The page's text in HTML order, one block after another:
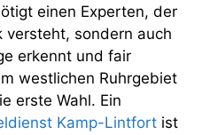
einen Experten, der
sondern auch
erkennt und fair
westlichen Ruhrgebiet
erste Wahl. Ein
Kamp-Lintfort ist